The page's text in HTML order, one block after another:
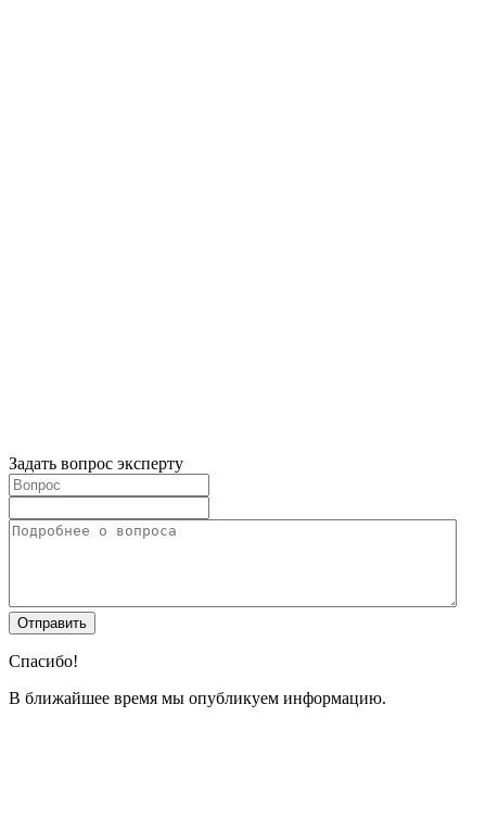
Задать вопрос эксперту
Спасибо!
В ближайшее время мы опубликуем информацию.